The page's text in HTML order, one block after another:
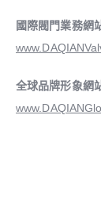
國際閥門業務網
全球品牌形象網